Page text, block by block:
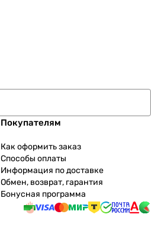
Покупателям
Как оформить заказ
Способы оплаты
Информация по доставке
Обмен, возврат, гарантия
Бонусная программа